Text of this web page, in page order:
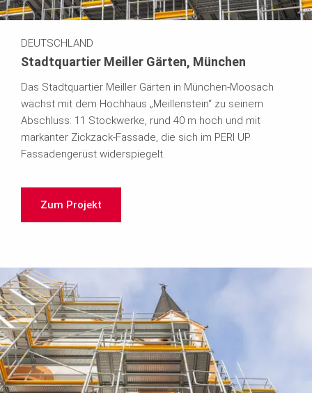
DEUTSCHLAND
Stadtquartier Meiller Gärten, München
Das Stadtquartier Meiller Gärten in München-Moosach
wächst mit dem Hochhaus „Meillenstein“ zu seinem
Abschluss: 11 Stockwerke, rund 40 m hoch und mit
markanter Zickzack-Fassade, die sich im PERI UP
Fassadengerüst widerspiegelt.
Zum Projekt